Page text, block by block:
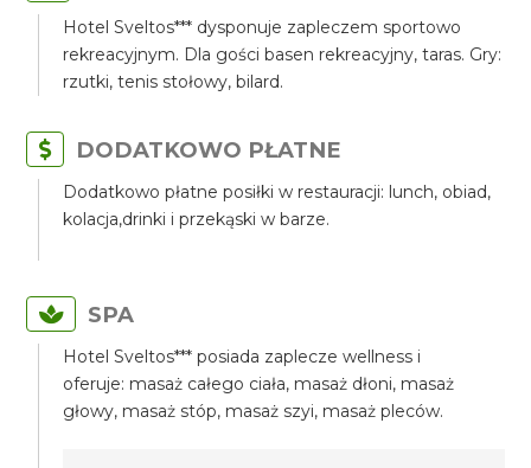
Hotel Sveltos*** dysponuje zapleczem sportowo
rekreacyjnym. Dla gości basen rekreacyjny, taras. Gry:
rzutki, tenis stołowy, bilard.
DODATKOWO PŁATNE
Dodatkowo płatne posiłki w restauracji: lunch, obiad,
kolacja,drinki i przekąski w barze.
SPA
Hotel Sveltos*** posiada zaplecze wellness i
oferuje: masaż całego ciała, masaż dłoni, masaż
głowy, masaż stóp, masaż szyi, masaż pleców.